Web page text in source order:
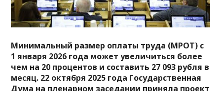
Минимальный размер оплаты труда (МРОТ) с
1 января 2026 года может увеличиться более
чем на 20 процентов и составить 27 093 рубля в
месяц. 22 октября 2025 года Государственная
Дума на пленарном заседании приняла проект